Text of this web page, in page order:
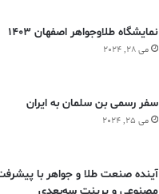
نمایشگاه طلاوجواهر اصفهان 1403
می 28, 2024
سفر رسمی بن سلمان به ایران
می 25, 2024
آینده صنعت طلا و جواهر با